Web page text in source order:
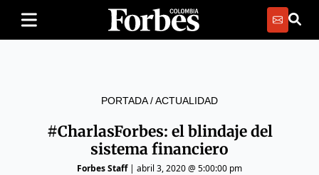
PORTADA/ACTUALIDAD
#CharlasForbes: el blindaje del
sistema financiero
Forbes Staff| abril 3, 2020 @ 5:00:00 pm